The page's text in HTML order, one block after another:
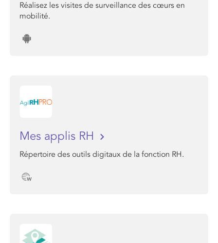
Réalisez les visites de surveillance des cœurs en
mobilité.
Mes applis RH
Répertoire des outils digitaux de la fonction RH.